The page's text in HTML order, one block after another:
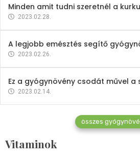
Minden amit tudni szeretnél a
2023.02.28.
A legjobb emésztés segítő
2023.02.26.
Ez a gyógynövény csodát művel a
2023.02.14.
összes
Vitaminok
Vitaminok
Mindent a B-12 vitaminról
2023.02.27.